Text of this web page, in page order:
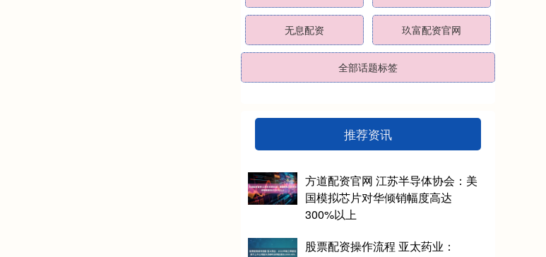
无息配资 玖富配资官网
全部话题标签
推荐资讯
方道配资官网 江苏半导体协会：美
国模拟芯片对华倾销幅度高达
300%以上
股票配资操作流程 亚太药业：